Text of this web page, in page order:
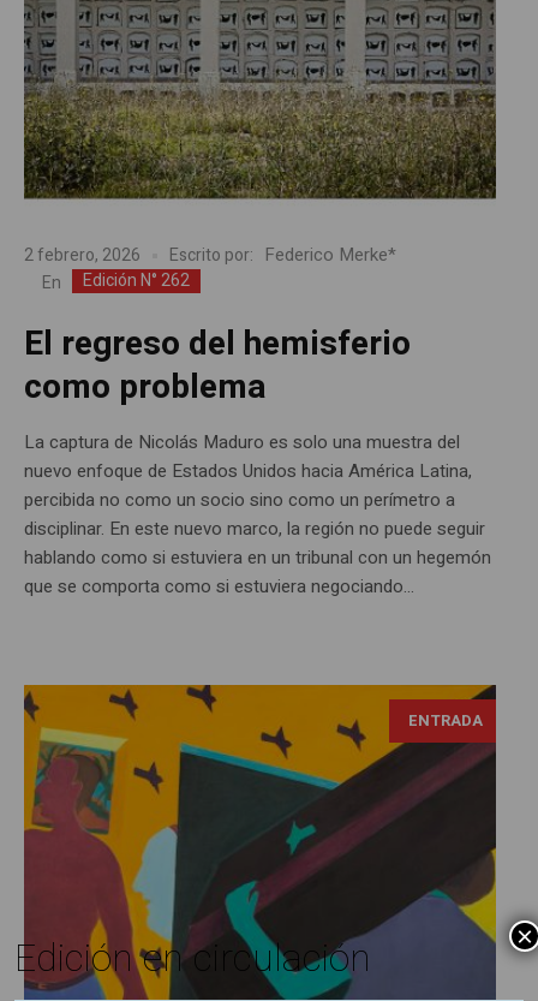
2 febrero, 2026 Escrito por: Federico Merke*
En Edición N° 262
El regreso del hemisferio
como problema
La captura de Nicolás Maduro es solo una muestra del
nuevo enfoque de Estados Unidos hacia América Latina,
percibida no como un socio sino como un perímetro a
disciplinar. En este nuevo marco, la región no puede seguir
hablando como si estuviera en un tribunal con un hegemón
que se comporta como si estuviera negociando...
ENTRADA
Edición en circulación ×